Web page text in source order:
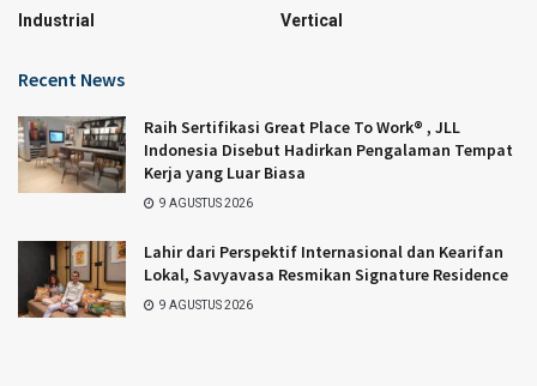
Industrial
Vertical
Recent News
Raih Sertifikasi Great Place To Work® , JLL
Indonesia Disebut Hadirkan Pengalaman Tempat
Kerja yang Luar Biasa
9 AGUSTUS 2026
Lahir dari Perspektif Internasional dan Kearifan
Lokal, Savyavasa Resmikan Signature Residence
9 AGUSTUS 2026